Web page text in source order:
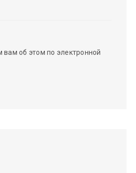
об этом по электронной